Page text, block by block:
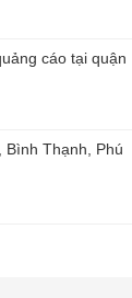
cáo tại quận
Bình Thạnh, Phú